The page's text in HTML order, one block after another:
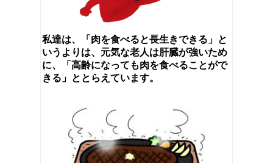
私達は、「肉を食べると長生きできる」と
いうよりは、元気な老人は肝臓が強いため
に、「高齢になっても肉を食べることがで
きる」ととらえています。